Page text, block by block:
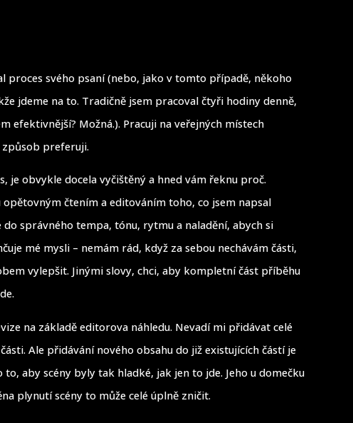
proces svého psaní (nebo, jako v tomto případě, někoho
jdeme na to. Tradičně jsem pracoval čtyři hodiny denně,
efektivnější? Možná.). Pracuji na veřejných místech
preferuji.
je obvykle docela vyčištěný a hned vám řeknu proč.
opětovným čtením a editováním toho, co jsem napsal
správného tempa, tónu, rytmu a naladění, abych si
mé mysli – nemám rád, když za sebou nechávám části,
vylepšit. Jinými slovy, chci, aby kompletní část příběhu
na základě editorova náhledu. Nevadí mi přidávat celé
Ale přidávání nového obsahu do již existujících částí je
aby scény byly tak hladké, jak jen to jde. Jeho u domečku
plynutí scény to může celé úplně zničit.